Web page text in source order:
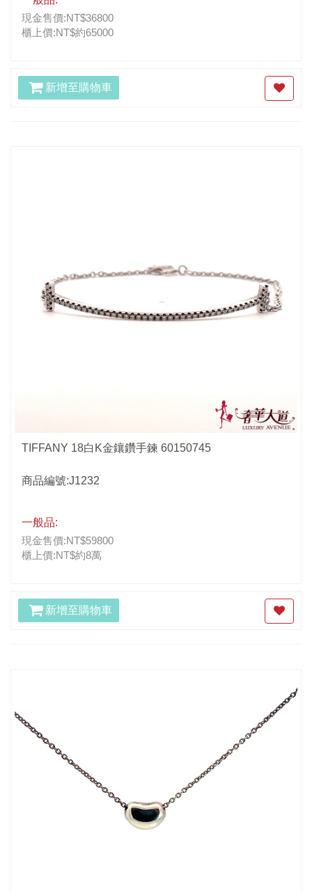
現金售價:NT$36800
櫃上價:NT$約65000
新增至購物車
TIFFANY 18白K金鑲鑽手鍊 60150745
商品編號:J1232
一般品:
現金售價:NT$59800
櫃上價:NT$約8萬
新增至購物車